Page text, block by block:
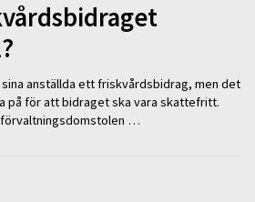
anställda ett friskvårdsbidrag, men det
på för att bidraget ska vara skattefritt.
…